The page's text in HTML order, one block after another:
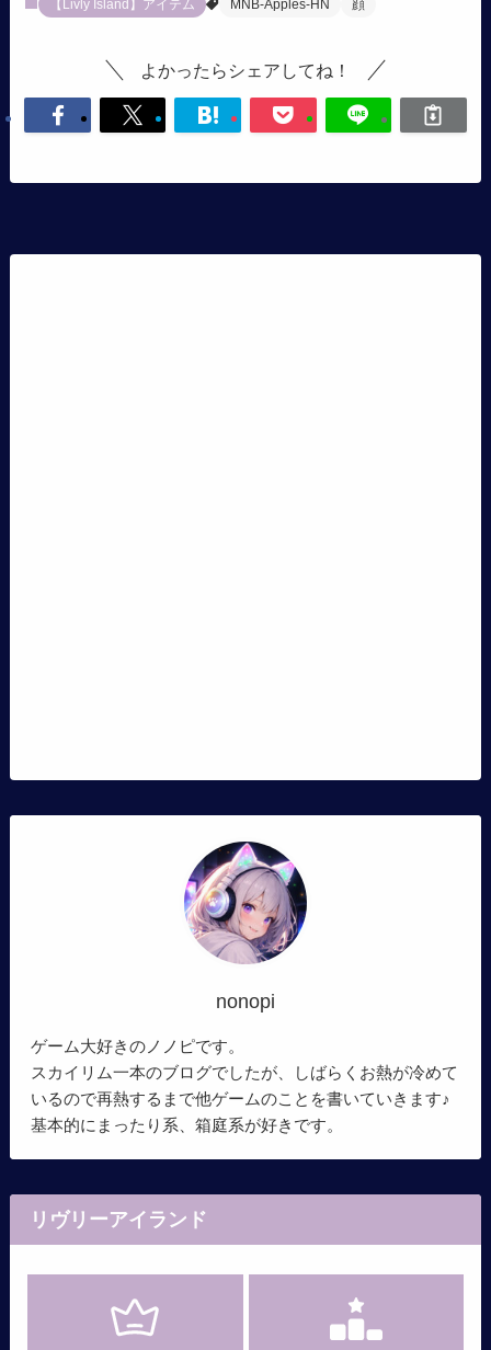
【Livly Island】アイテム MNB-Apples-HN 顔
よかったらシェアしてね！
nonopi
ゲーム大好きのノノピです。
スカイリム一本のブログでしたが、しばらくお熱が冷めて
いるので再熱するまで他ゲームのことを書いていきます♪
基本的にまったり系、箱庭系が好きです。
リヴリーアイランド